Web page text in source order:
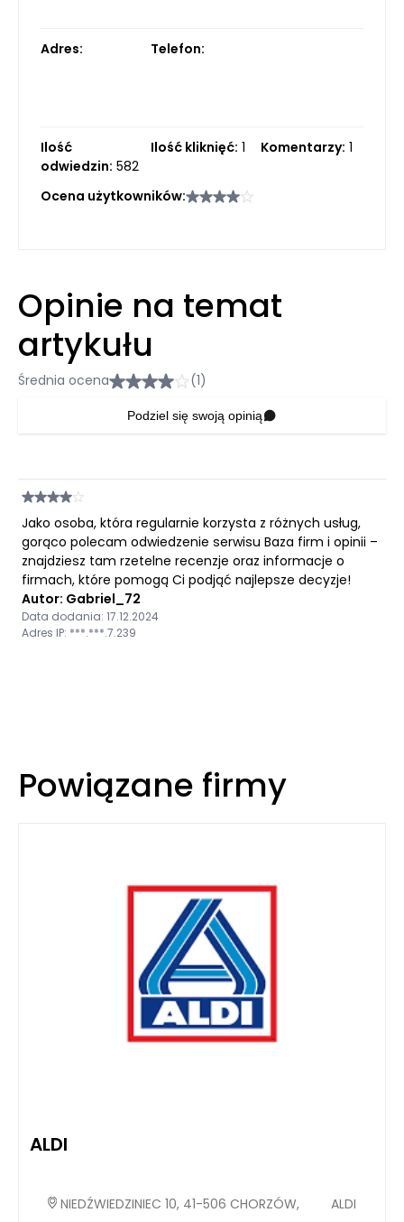
Adres: Telefon:
Ilość
odwiedzin: 582
Ilość kliknięć: 1 Komentarzy: 1
Ocena użytkowników:
Opinie na temat
artykułu
Średnia ocena (1)
Podziel się swoją opinią
Jako osoba, która regularnie korzysta z różnych usług,
gorąco polecam odwiedzenie serwisu Baza firm i opinii –
znajdziesz tam rzetelne recenzje oraz informacje o
firmach, które pomogą Ci podjąć najlepsze decyzje!
Autor: Gabriel_72
Data dodania: 17.12.2024
Adres IP: ***.***.7.239
Powiązane firmy
ALDI
NIEDŹWIEDZINIEC 10, 41-506 CHORZÓW, ALDI